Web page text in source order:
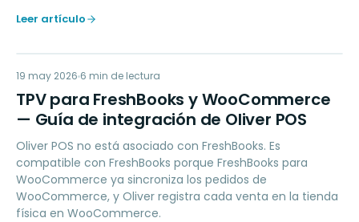
Leer artículo
TP
ACCOUNTING
19 may 2026 6 min de lectura
TPV para FreshBooks y WooCommerce
— Guía de integración de Oliver POS
Oliver POS no está asociado con FreshBooks. Es
compatible con FreshBooks porque FreshBooks para
WooCommerce ya sincroniza los pedidos de
WooCommerce, y Oliver registra cada venta en la tienda
física en WooCommerce.